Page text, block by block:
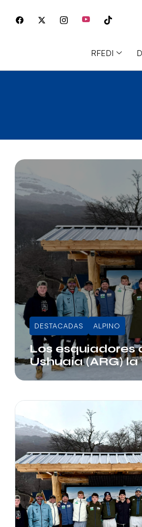
RFEDI
DESTACADAS ALPINO
Los esquiadores
Ushuaia (ARG)
Info RFEDI